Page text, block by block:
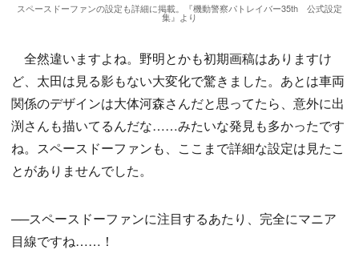
スペースドーファンの設定も詳細に掲載。『機動警察パトレイバー35th 公式設定
集』より
全然違いますよね。野明とかも初期画稿はありますけ
ど、太田は見る影もない大変化で驚きました。あとは車両
関係のデザインは大体河森さんだと思ってたら、意外に出
渕さんも描いてるんだな……みたいな発見も多かったです
ね。スペースドーファンも、ここまで詳細な設定は見たこ
とがありませんでした。
──スペースドーファンに注目するあたり、完全にマニア
目線ですね……！